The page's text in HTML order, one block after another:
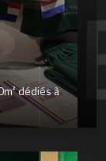
dédiés à